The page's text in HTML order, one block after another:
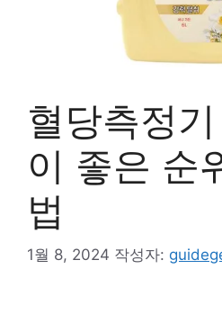
혈당측정
이 좋은 순
법
1월 8, 2024 작성자: